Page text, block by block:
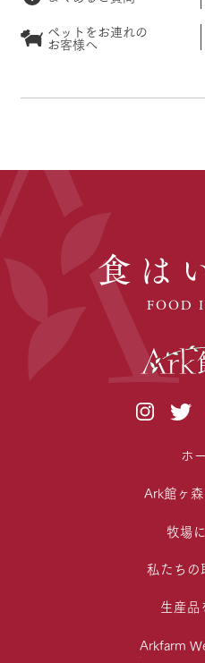
ペットをお連れの
お客様へ
食は
FOOD
ホ
Ark館ヶ
牧場
私たちの
生産品
Arkfarm